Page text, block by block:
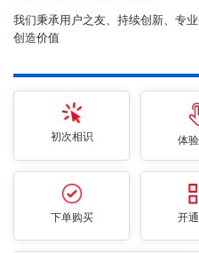
我们秉承用户之友、持续创新、专
创造价值
初次相识 体
下单购买 开